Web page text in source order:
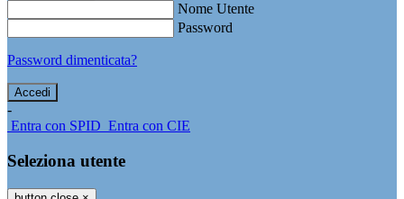
Nome Utente
Password
Password dimenticata?
-
Entra con SPID Entra con CIE
Seleziona utente